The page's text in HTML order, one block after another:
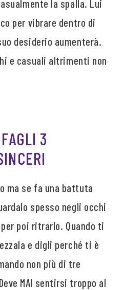
la spalla. Lui
per vibrare dentro di
desiderio aumenterà.
e casuali altrimenti non
3
ma se fa una battuta
spesso negli occhi
poi ritrarlo. Quando ti
e digli perché ti è
non più di tre
MAI sentirsi troppo al